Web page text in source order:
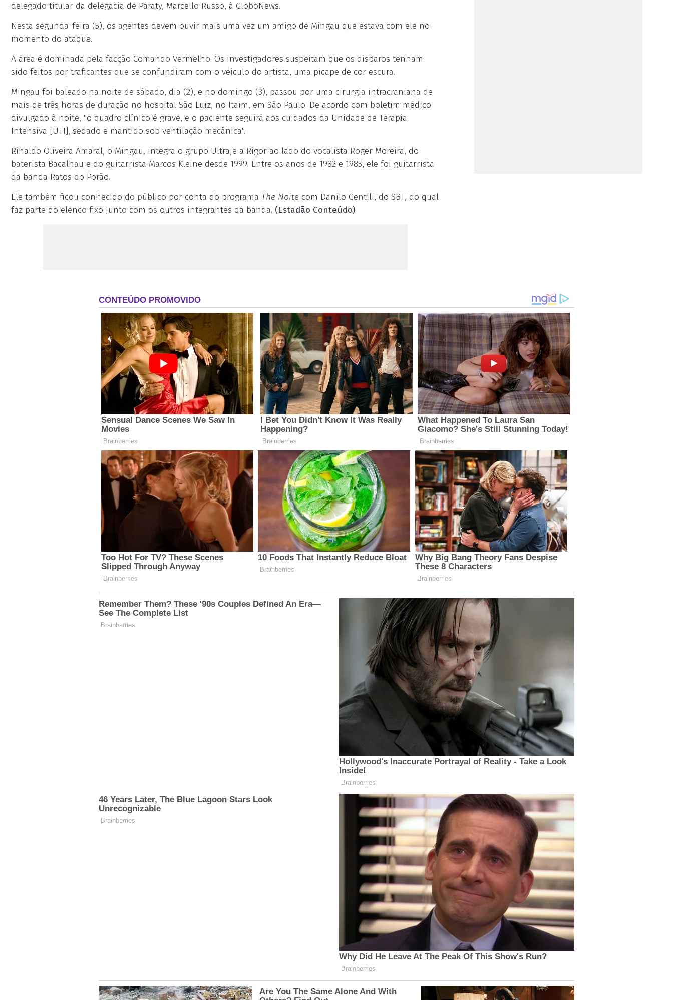
delegado titular da delegacia de Paraty, Marcello Russo, à GloboNews.
Nesta segunda-feira (5), os agentes devem ouvir mais uma vez um amigo de Mingau que estava com ele no
momento do ataque.
A área é dominada pela facção Comando Vermelho. Os investigadores suspeitam que os disparos tenham
sido feitos por traficantes que se confundiram com o veículo do artista, uma picape de cor escura.
Mingau foi baleado na noite de sábado, dia (2), e no domingo (3), passou por uma cirurgia intracraniana de
mais de três horas de duração no hospital São Luiz, no Itaim, em São Paulo. De acordo com boletim médico
divulgado à noite, "o quadro clínico é grave, e o paciente seguirá aos cuidados da Unidade de Terapia
Intensiva [UTI], sedado e mantido sob ventilação mecânica".
Rinaldo Oliveira Amaral, o Mingau, integra o grupo Ultraje a Rigor ao lado do vocalista Roger Moreira, do
baterista Bacalhau e do guitarrista Marcos Kleine desde 1999. Entre os anos de 1982 e 1985, ele foi guitarrista
da banda Ratos do Porão.
Ele também ficou conhecido do público por conta do programa The Noite com Danilo Gentili, do SBT, do qual
faz parte do elenco fixo junto com os outros integrantes da banda. (Estadão Conteúdo)